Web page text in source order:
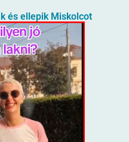
és ellepik Miskolcot